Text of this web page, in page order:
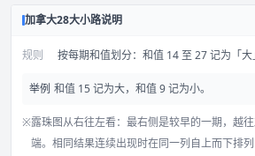
加拿大28大小路说明
规则 按每期和值划分：和值 14 至 27 记为「大
举例 和值 15 记为大，和值 9 记为小。
※露珠图从右往左看：最右侧是较早的一期，越
端。相同结果连续出现时在同一列自上而下排